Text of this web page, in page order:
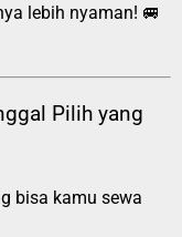
lebih nyaman! 🚐
Pilih yang
bisa kamu sewa